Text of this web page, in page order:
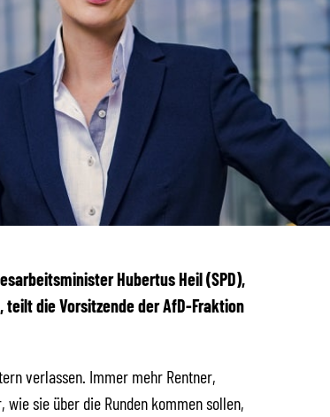
Hubertus Heil (SPD),
die Vorsitzende der AfD-Fraktion
verlassen. Immer mehr Rentner,
sie über die Runden kommen sollen,